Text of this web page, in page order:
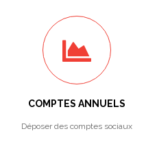
COMPTES ANNUELS
Déposer des comptes sociaux